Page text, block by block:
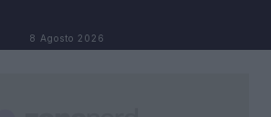
8 Agosto 2026